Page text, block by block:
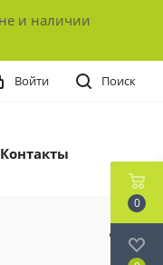
и наличии
Поиск
Войти
Контакты
0